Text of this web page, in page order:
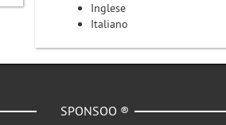
Inglese
Italiano
SPONSOO ®